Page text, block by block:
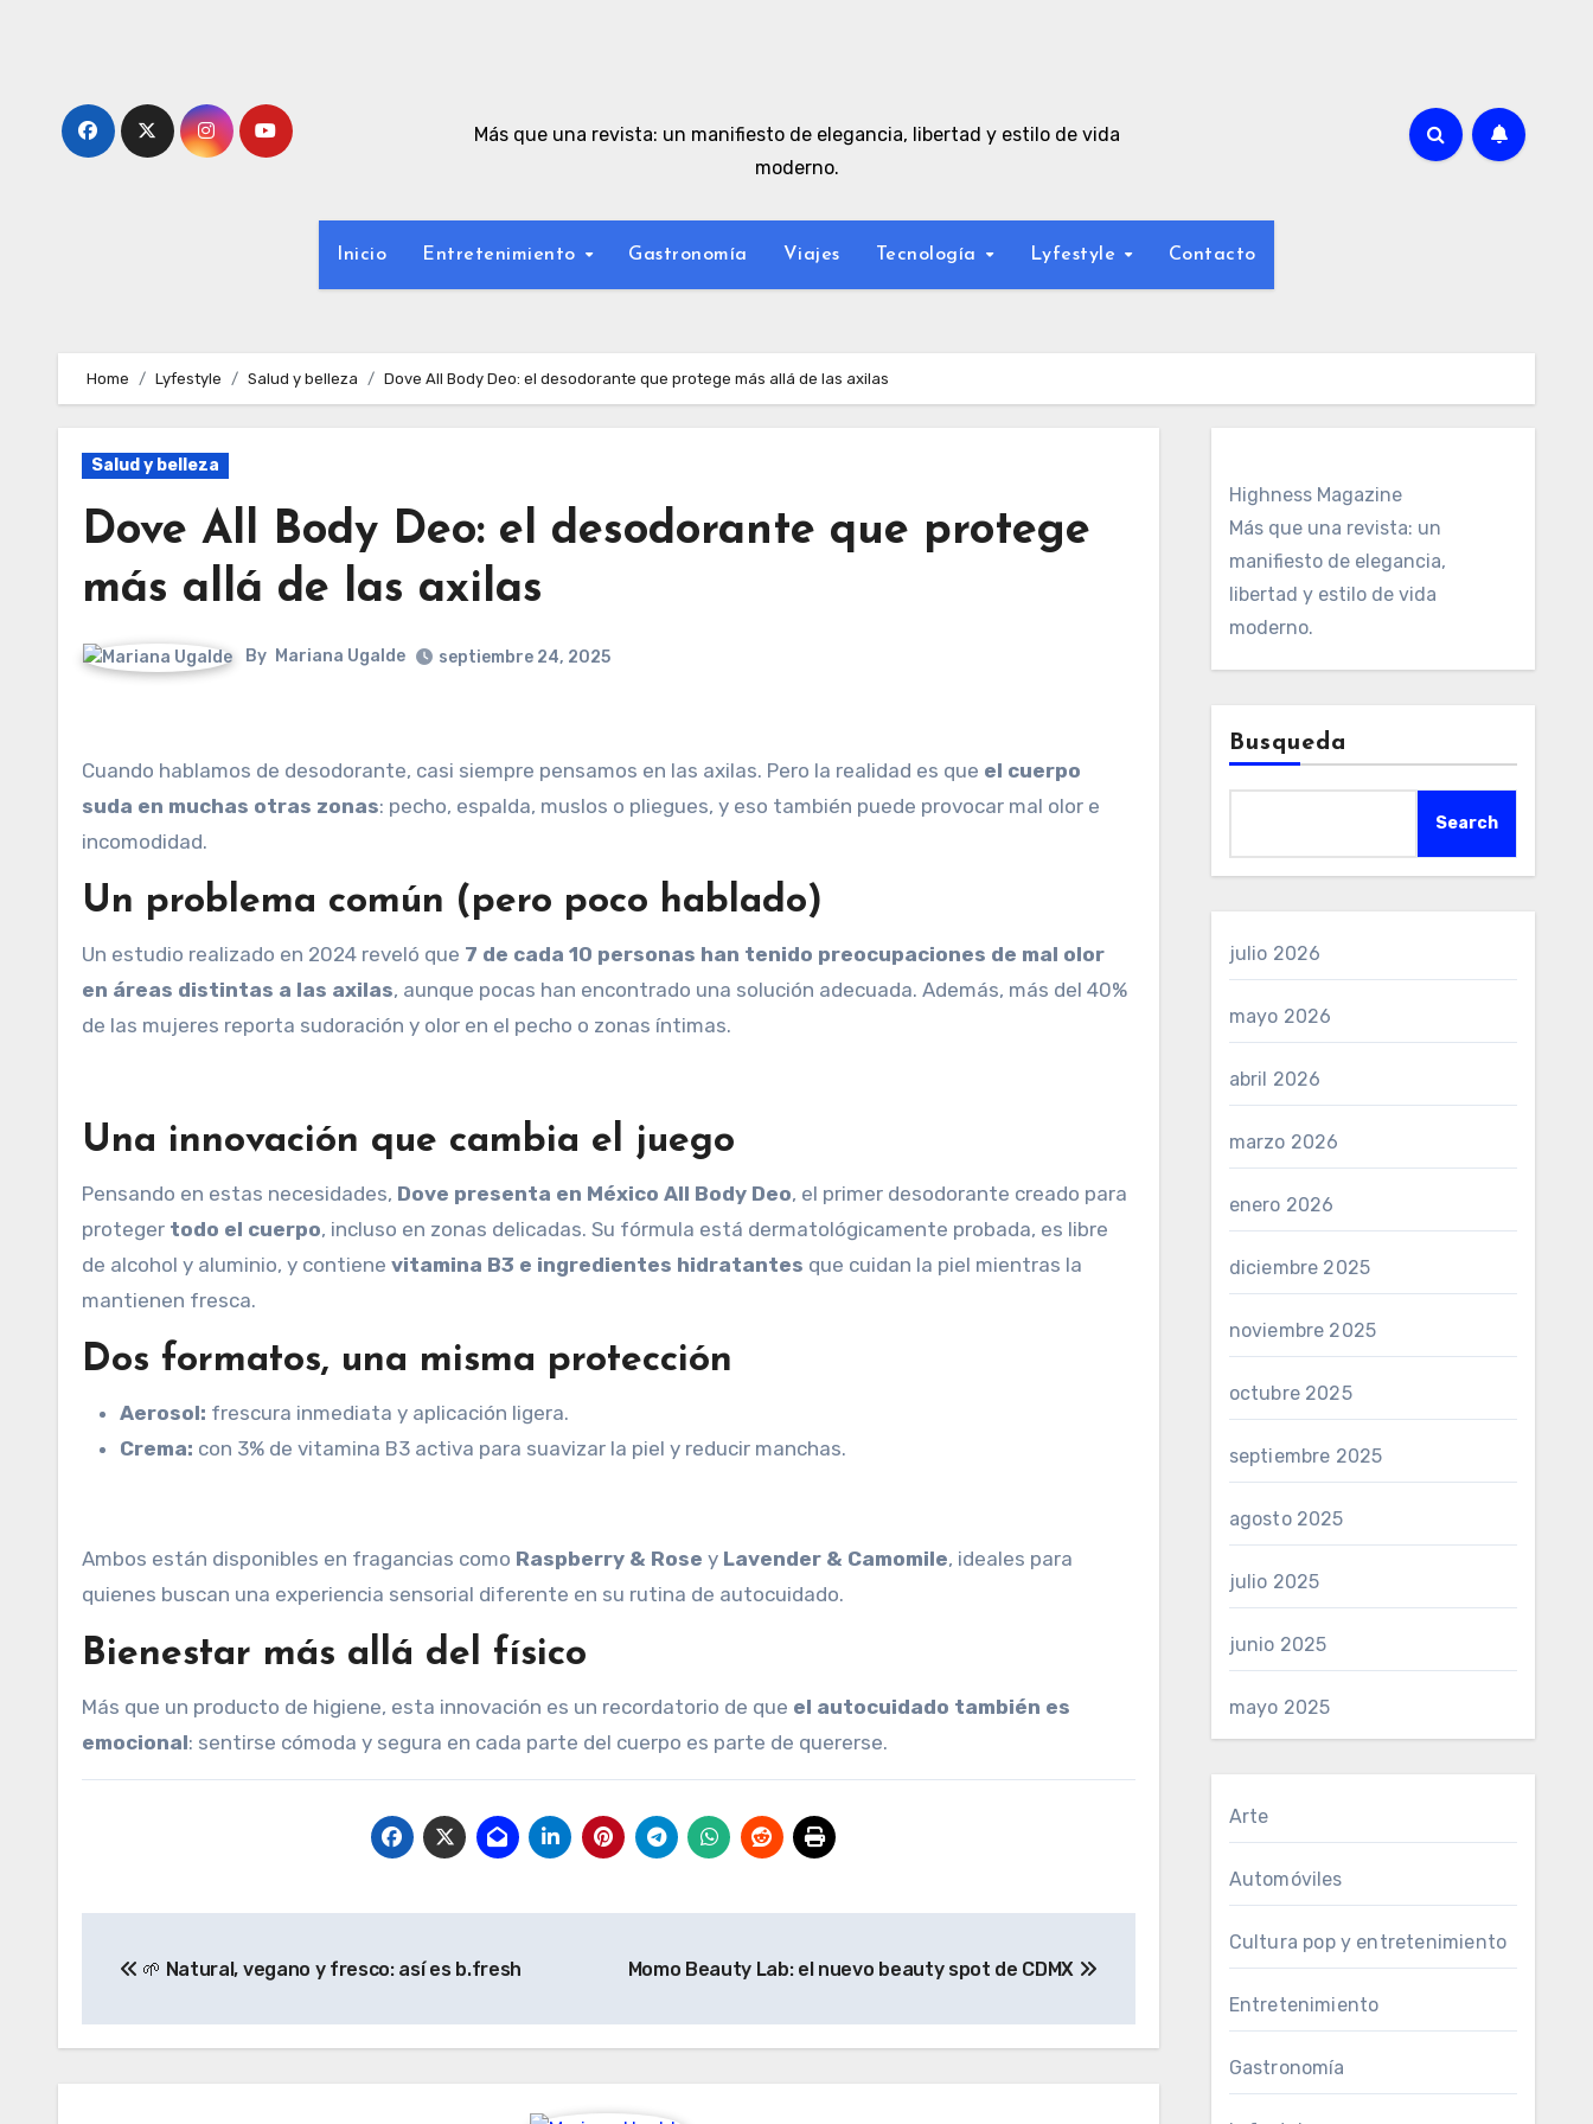
Más que una revista: un manifiesto de elegancia, libertad y estilo de vida
moderno.
Inicio Entretenimiento Gastronomía Viajes Tecnología Lyfestyle Contacto
Home Lyfestyle Salud y belleza Dove All Body Deo: el desodorante que protege más allá de las axilas
Salud y belleza
Dove All Body Deo: el desodorante que protege
más allá de las axilas
By Mariana Ugalde septiembre 24, 2025
Cuando hablamos de desodorante, casi siempre pensamos en las axilas. Pero la realidad es que el cuerpo
suda en muchas otras zonas: pecho, espalda, muslos o pliegues, y eso también puede provocar mal olor e
incomodidad.
Un problema común (pero poco hablado)
Un estudio realizado en 2024 reveló que 7 de cada 10 personas han tenido preocupaciones de mal olor
en áreas distintas a las axilas, aunque pocas han encontrado una solución adecuada. Además, más del 40%
de las mujeres reporta sudoración y olor en el pecho o zonas íntimas.
Una innovación que cambia el juego
Pensando en estas necesidades, Dove presenta en México All Body Deo, el primer desodorante creado para
proteger todo el cuerpo, incluso en zonas delicadas. Su fórmula está dermatológicamente probada, es libre
de alcohol y aluminio, y contiene vitamina B3 e ingredientes hidratantes que cuidan la piel mientras la
mantienen fresca.
Dos formatos, una misma protección
Aerosol: frescura inmediata y aplicación ligera.
Crema: con 3% de vitamina B3 activa para suavizar la piel y reducir manchas.
Ambos están disponibles en fragancias como Raspberry & Rose y Lavender & Camomile, ideales para
quienes buscan una experiencia sensorial diferente en su rutina de autocuidado.
Bienestar más allá del físico
Más que un producto de higiene, esta innovación es un recordatorio de que el autocuidado también es
emocional: sentirse cómoda y segura en cada parte del cuerpo es parte de quererse.
de
entradas
🌱 Natural, vegano y fresco: así es b.fresh Momo Beauty Lab: el nuevo beauty spot de CDMX
Highness Magazine
Más que una revista: un
manifiesto de elegancia,
libertad y estilo de vida
moderno.
Busqueda
Search
julio 2026
mayo 2026
abril 2026
marzo 2026
enero 2026
diciembre 2025
noviembre 2025
octubre 2025
septiembre 2025
agosto 2025
julio 2025
junio 2025
mayo 2025
Arte
Automóviles
Cultura pop y entretenimiento
Entretenimiento
Gastronomía